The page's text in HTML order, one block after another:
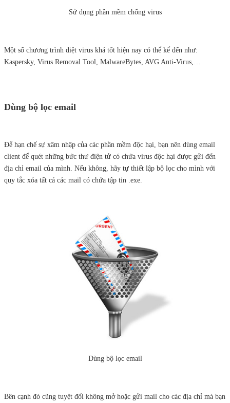
Sử dụng phần mềm chống virus
Một số chương trình diệt virus khá tốt hiện nay có thể kể đến như:
Kaspersky, Virus Removal Tool, MalwareBytes, AVG Anti-Virus,…
Dùng bộ lọc email
Để hạn chế sự xâm nhập của các phần mềm độc hại, bạn nên dùng email
client để quét những bức thư điện tử có chứa virus độc hại được gửi đến
địa chỉ email của mình. Nếu không, hãy tự thiết lập bộ lọc cho mình với
quy tắc xóa tất cả các mail có chứa tập tin .exe.
Dùng bộ lọc email
Bên cạnh đó cũng tuyệt đối không mở hoặc gửi mail cho các địa chỉ mà bạn